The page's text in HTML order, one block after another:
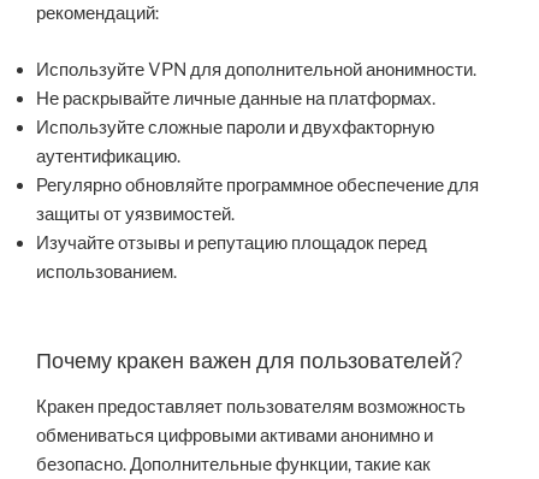
рекомендаций:
Используйте VPN для дополнительной анонимности.
Не раскрывайте личные данные на платформах.
Используйте сложные пароли и двухфакторную
аутентификацию.
Регулярно обновляйте программное обеспечение для
защиты от уязвимостей.
Изучайте отзывы и репутацию площадок перед
использованием.
Почему кракен важен для пользователей?
Кракен предоставляет пользователям возможность
обмениваться цифровыми активами анонимно и
безопасно. Дополнительные функции, такие как